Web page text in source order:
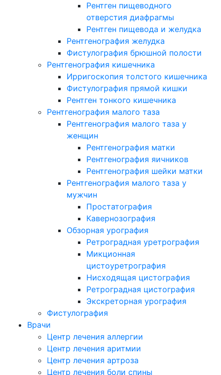
Рентген пищеводного
отверстия диафрагмы
Рентген пищевода и желудка
Рентгенография желудка
Фистулография брюшной полости
Рентгенография кишечника
Ирригоскопия толстого кишечника
Фистулография прямой кишки
Рентген тонкого кишечника
Рентгенография малого таза
Рентгенография малого таза у
женщин
Рентгенография матки
Рентгенография яичников
Рентгенография шейки матки
Рентгенография малого таза у
мужчин
Простатография
Кавернозография
Обзорная урография
Ретроградная уретрография
Микционная
цистоуретрография
Нисходящая цистография
Ретроградная цистография
Экскреторная урография
Фистулография
Врачи
Центр лечения аллергии
Центр лечения аритмии
Центр лечения артроза
Центр лечения боли спины